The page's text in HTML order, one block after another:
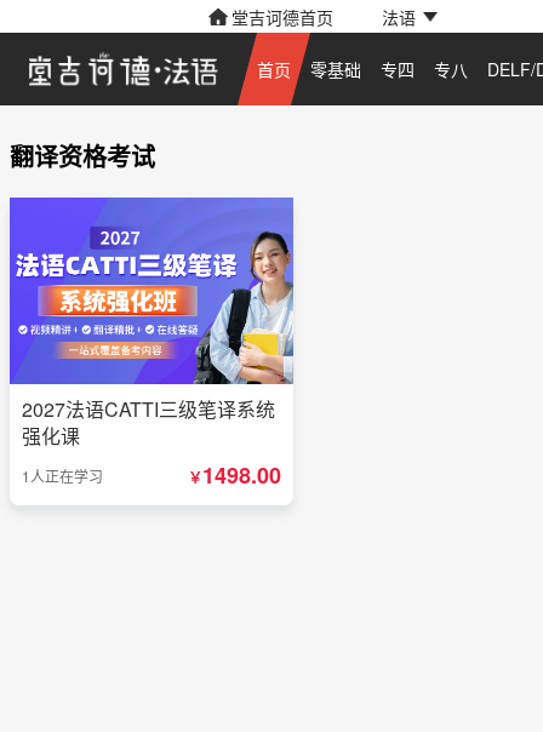
堂吉诃德首页 法语
首页 零基础 专四 专八 DELF/
翻译资格考试
2027法语CATTI三级笔译系统
强化课
1人正在学习 ￥1498.00